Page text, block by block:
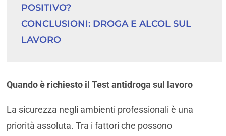
POSITIVO?
CONCLUSIONI: DROGA E ALCOL SUL
LAVORO
Quando è richiesto il Test antidroga sul lavoro
La sicurezza negli ambienti professionali è una
priorità assoluta. Tra i fattori che possono